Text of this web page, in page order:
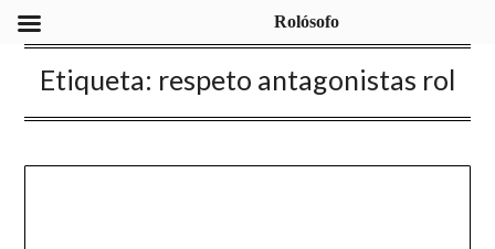
Etiqueta: respeto antagonistas rol
Rolósofo